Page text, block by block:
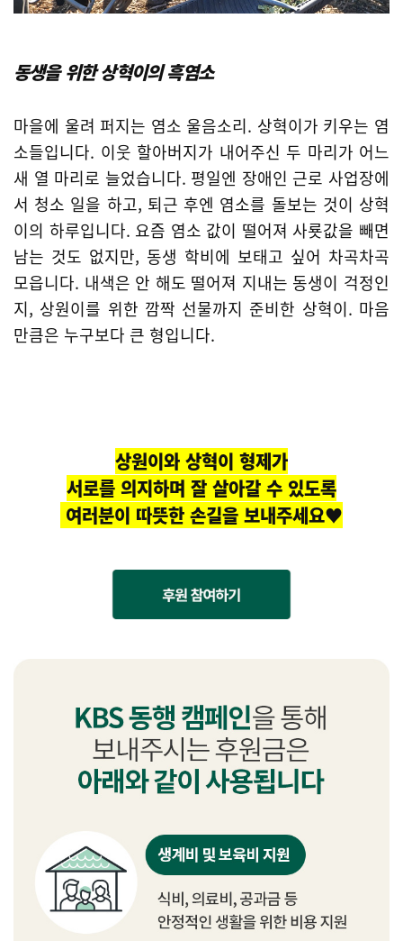
동생을 위한 상혁이의 흑염소
마을에 울려 퍼지는 염소 울음소리. 상혁이가 키우는 염
소들입니다. 이웃 할아버지가 내어주신 두 마리가 어느
새 열 마리로 늘었습니다. 평일엔 장애인 근로 사업장에
서 청소 일을 하고, 퇴근 후엔 염소를 돌보는 것이 상혁
이의 하루입니다. 요즘 염소 값이 떨어져 사룟값을 빼면
남는 것도 없지만, 동생 학비에 보태고 싶어 차곡차곡
모읍니다. 내색은 안 해도 떨어져 지내는 동생이 걱정인
지, 상원이를 위한 깜짝 선물까지 준비한 상혁이. 마음
만큼은 누구보다 큰 형입니다.
상원이와 상혁이 형제가
서로를 의지하며 잘 살아갈 수 있도록
여러분이 따뜻한 손길을 보내주세요♥